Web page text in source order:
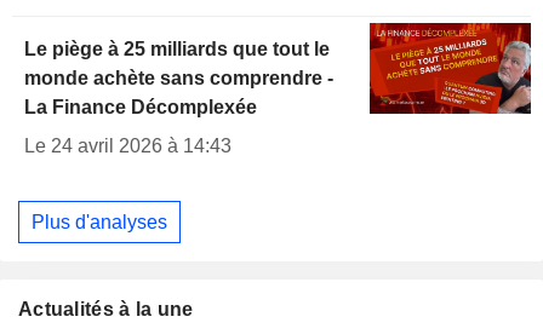
Le piège à 25 milliards que tout le
monde achète sans comprendre -
La Finance Décomplexée
Le 24 avril 2026 à 14:43
Plus d'analyses
Actualités à la une